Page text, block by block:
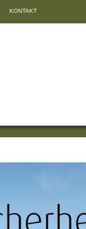
KONTAKT